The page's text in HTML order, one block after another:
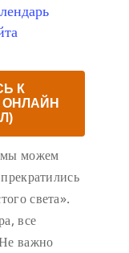
К
мы можем
света».
все
важно